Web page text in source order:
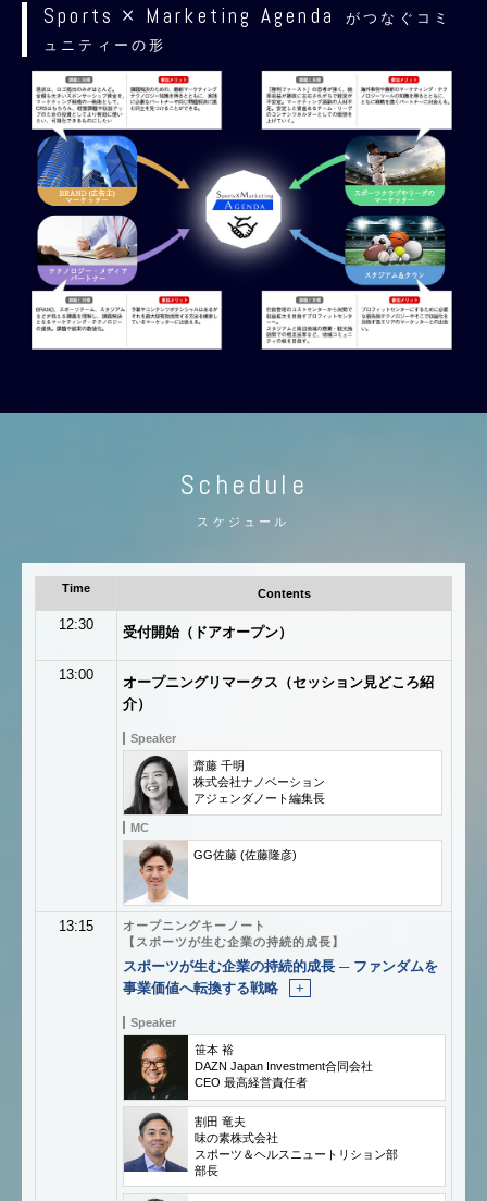
Sports × Marketing Agenda
がつなぐコミ
ュニティーの形
Schedule
スケジュール
Time Contents
12:30 受付開始（ドアオープン）
13:00
オープニングリマークス（セッション見どころ紹
介）
Speaker
齋藤 千明
株式会社ナノベーション
アジェンダノート編集長
MC
GG佐藤 (佐藤隆彦)
13:15
オープニングキーノート
【スポーツが生む企業の持続的成長】
スポーツが生む企業の持続的成長 ─ ファンダムを
事業価値へ転換する戦略
+
Speaker
笹本 裕
DAZN Japan Investment合同会社
CEO 最高経営責任者
割田 竜夫
味の素株式会社
スポーツ＆ヘルスニュートリション部
部長